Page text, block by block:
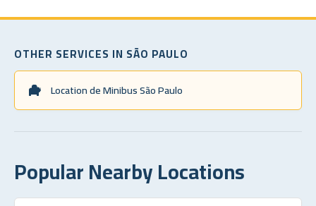
OTHER SERVICES IN SÃO PAULO
Location de Minibus São Paulo
Popular Nearby Locations